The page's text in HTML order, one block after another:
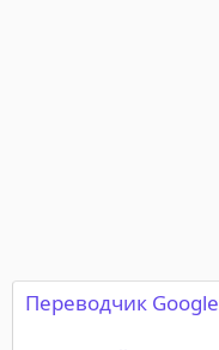
Переводчик Google